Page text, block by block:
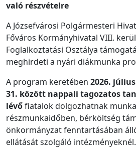
való részvételre
A Józsefvárosi Polgármesteri
Főváros Kormányhivatal VIII.
Foglalkoztatási Osztálya
meghirdeti a nyári diákmunka
A program keretében 2026.
31. között nappali tagozatos
lévőfiatalok dolgozhatnak
részmunkaidőben, bérköltség
önkormányzat fenntartásában
ellátását szolgáló intézményeknél.